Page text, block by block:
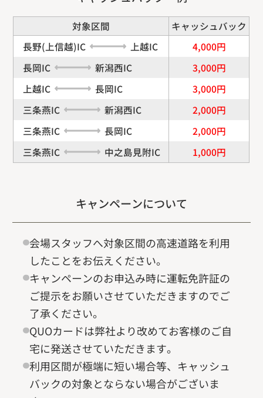
対象区間
キャッシュバック
長野(上信越)IC
上越IC
4,000円
長岡IC
新潟西IC
3,000円
上越IC
長岡IC
3,000円
三条燕IC
新潟西IC
2,000円
三条燕IC
長岡IC
2,000円
三条燕IC
中之島見附IC 1,000円
キャンペーンについて
会場スタッフへ対象区間の高速道路を利用
したことをお伝えください。
キャンペーンのお申込み時に運転免許証の
ご提示をお願いさせていただきますのでご
了承ください。
QUOカードは弊社より改めてお客様のご自
宅に発送させていただきます。
利用区間が極端に短い場合等、キャッシュ
バックの対象とならない場合がございま